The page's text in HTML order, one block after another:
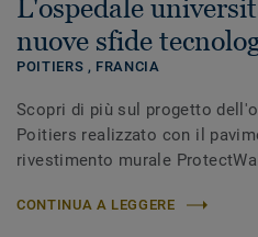
L'ospedale
nuove sfide
POITIERS , FRANCIA
Scopri di più sul progetto
Poitiers realizzato con il
rivestimento murale ProtectWall
CONTINUA A LEGGERE